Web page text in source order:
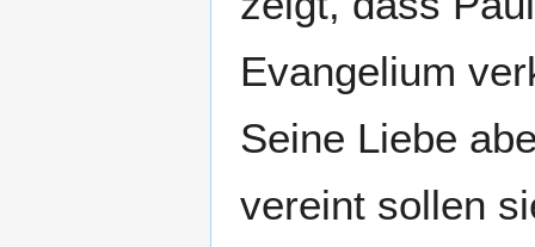
Evangelium
Seine Liebe
vereint sollen